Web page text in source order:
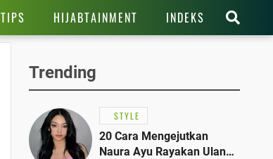
TIPS HIJABTAINMENT INDEKS
Trending
STYLE
20 Cara Mengejutkan
Naura Ayu Rayakan Ulang